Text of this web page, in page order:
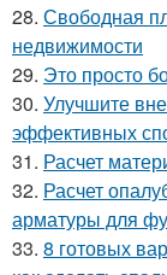
28. Свободная
недвижимости
29. Это просто
30. Улучшите
эффективных
31. Расчет
32. Расчет
арматуры для
33. 8 готовых